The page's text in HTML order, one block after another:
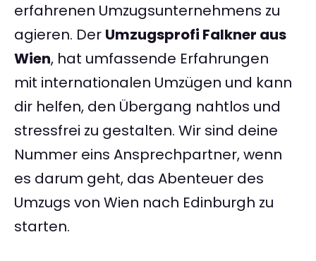
erfahrenen Umzugsunternehmens zu
agieren. Der Umzugsprofi Falkner aus
Wien, hat umfassende Erfahrungen
mit internationalen Umzügen und kann
dir helfen, den Übergang nahtlos und
stressfrei zu gestalten. Wir sind deine
Nummer eins Ansprechpartner, wenn
es darum geht, das Abenteuer des
Umzugs von Wien nach Edinburgh zu
starten.